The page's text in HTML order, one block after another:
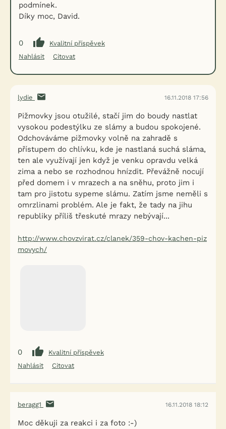
podmínek.
Díky moc, David.
0
Kvalitní příspěvek
Nahlásit
Citovat
lydie 16.11.2018 17:56
Pižmovky jsou otužilé, stačí jim do boudy nastlat
vysokou podestýlku ze slámy a budou spokojené.
Odchováváme pižmovky volně na zahradě s
přístupem do chlívku, kde je nastlaná suchá sláma,
ten ale využívají jen když je venku opravdu velká
zima a nebo se rozhodnou hnízdit. Převážně nocují
před domem i v mrazech a na sněhu, proto jim i
tam pro jistotu sypeme slámu. Zatím jsme neměli s
omrzlinami problém. Ale je fakt, že tady na jihu
republiky příliš třeskuté mrazy nebývají...
http://www.chovzvirat.cz/clanek/359-chov-kachen-piz
movych/
0
Kvalitní příspěvek
Nahlásit
Citovat
beragg1 16.11.2018 18:12
Moc děkuji za reakci i za foto :-)